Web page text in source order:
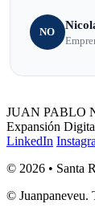
NO
JUAN PABLO
Expansión
LinkedIn
© 2026 • Santa
© Juanpaneveu.